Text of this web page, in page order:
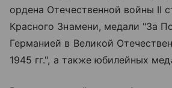
ордена Отечественной войны II
Красного Знамени, медали "За
Германией в Великой
1945 гг.", а также юбилейных